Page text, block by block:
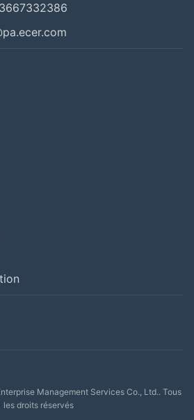
Management Services Co., Ltd.. Tous
les droits réservés